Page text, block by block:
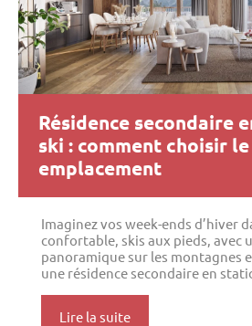
Résidence secondaire
ski : comment choisir
emplacement
Imaginez vos week-ends d’hiver
confortable, skis aux pieds, avec
panoramique sur les montagnes
une résidence secondaire en
Lire la suite